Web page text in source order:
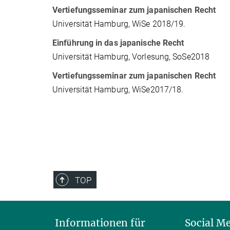
Vertiefungsseminar zum japanischen Recht
Universität Hamburg, WiSe 2018/19.
Einführung in das japanische Recht
Universität Hamburg, Vorlesung, SoSe2018
Vertiefungsseminar zum japanischen Recht
Universität Hamburg, WiSe2017/18.
TOP
Informationen für Social